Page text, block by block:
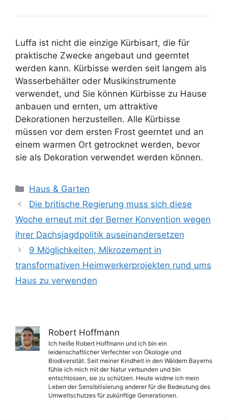
Luffa ist nicht die einzige Kürbisart, die für
praktische Zwecke angebaut und geerntet
werden kann. Kürbisse werden seit langem als
Wasserbehälter oder Musikinstrumente
verwendet, und Sie können Kürbisse zu Hause
anbauen und ernten, um attraktive
Dekorationen herzustellen. Alle Kürbisse
müssen vor dem ersten Frost geerntet und an
einem warmen Ort getrocknet werden, bevor
sie als Dekoration verwendet werden können.
Kategorien
Haus & Garten
Die britische Regierung muss sich diese
Woche erneut mit der Berner Konvention wegen
ihrer Dachsjagdpolitik auseinandersetzen
9 Möglichkeiten, Mikrozement in
transformativen Heimwerkerprojekten rund ums
Haus zu verwenden
Robert Hoffmann
Ich heiße Robert Hoffmann und ich bin ein
leidenschaftlicher Verfechter von Ökologie und
Biodiversität. Seit meiner Kindheit in den Wäldern Bayerns
fühle ich mich mit der Natur verbunden und bin
entschlossen, sie zu schützen. Heute widme ich mein
Leben der Sensibilisierung anderer für die Bedeutung des
Umweltschutzes für zukünftige Generationen.